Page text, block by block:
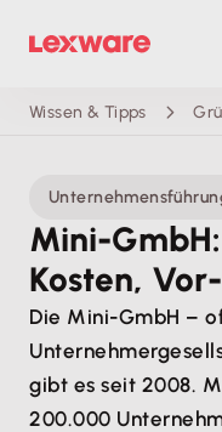
Wissen & Tipps
Mini-
Kosten,
Die Mini-GmbH –
gibt es seit 2008.
200.000